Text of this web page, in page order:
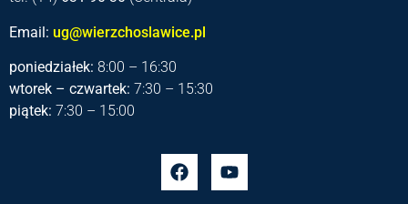
Email: ug@wierzchoslawice.pl
poniedziałek: 8:00 – 16:30
wtorek – czwartek: 7:30 – 15:30
piątek: 7:30 – 15:00